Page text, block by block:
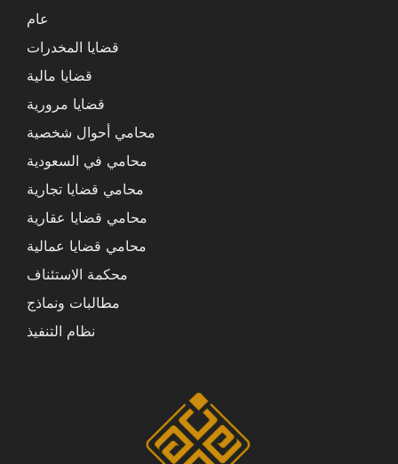
عام
قضايا المخدرات
قضايا مالية
قضايا مرورية
محامي أحوال شخصية
محامي في السعودية
محامي قضايا تجارية
محامي قضايا عقارية
محامي قضايا عمالية
محكمة الاستئناف
مطالبات ونماذج
نظام التنفيذ